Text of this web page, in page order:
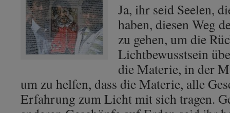
Ja, ihr seid Seelen,
haben, diesen Weg
zu gehen, um die
Lichtbewusstsein
die Materie, in der
um zu helfen, dass die Materie, alle
Erfahrung zum Licht mit sich tragen.